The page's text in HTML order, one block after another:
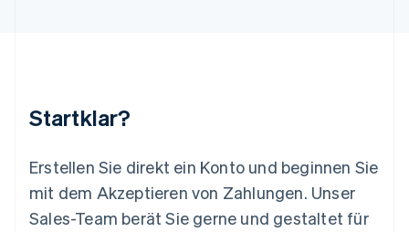
Startklar?
Erstellen Sie direkt ein Konto und beginnen Sie
mit dem Akzeptieren von Zahlungen. Unser
Sales-Team berät Sie gerne und gestaltet für
English
Español English
Neuseeland
English
Niederlande